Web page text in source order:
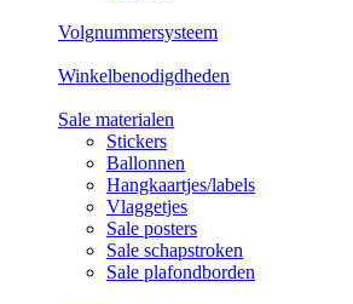
Volgnummersysteem
Winkelbenodigdheden
Sale materialen
Stickers
Ballonnen
Hangkaartjes/labels
Vlaggetjes
Sale posters
Sale schapstroken
Sale plafondborden